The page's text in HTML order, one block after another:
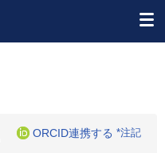
ORCID連携する *注記